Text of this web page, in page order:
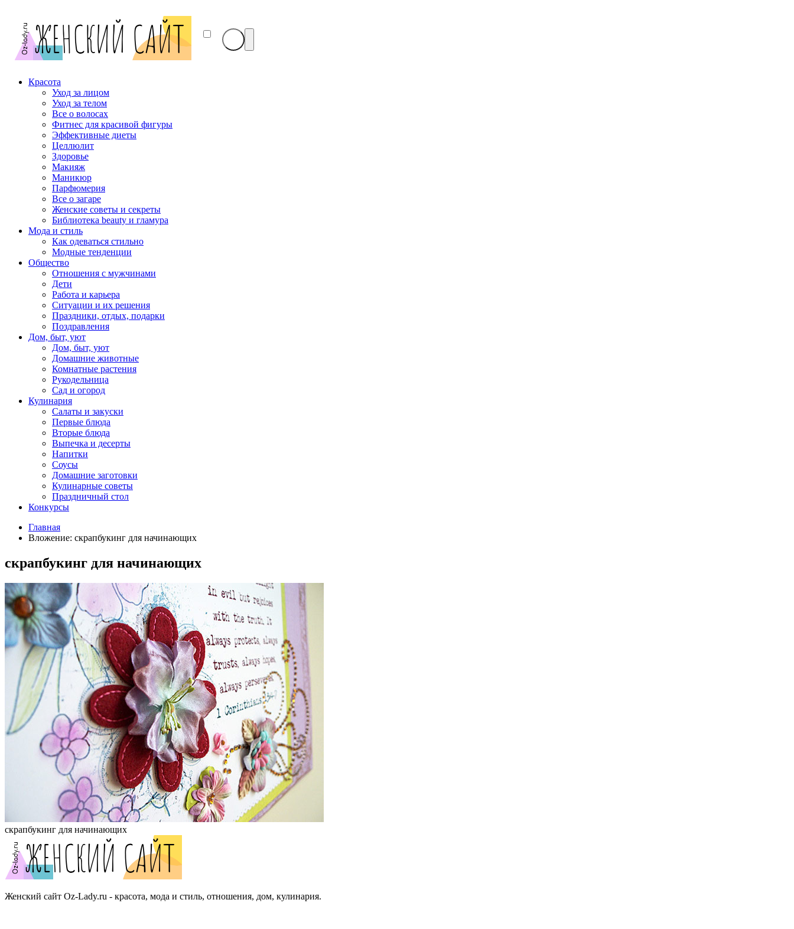
Красота
Уход за лицом
Уход за телом
Все о волосах
Фитнес для красивой фигуры
Эффективные диеты
Целлюлит
Здоровье
Макияж
Маникюр
Парфюмерия
Все о загаре
Женские советы и секреты
Библиотека beauty и гламура
Мода и стиль
Как одеваться стильно
Модные тенденции
Общество
Отношения с мужчинами
Дети
Работа и карьера
Ситуации и их решения
Праздники, отдых, подарки
Поздравления
Дом, быт, уют
Дом, быт, уют
Домашние животные
Комнатные растения
Рукодельница
Сад и огород
Кулинария
Салаты и закуски
Первые блюда
Вторые блюда
Выпечка и десерты
Напитки
Соусы
Домашние заготовки
Кулинарные советы
Праздничный стол
Конкурсы
Главная
Вложение: скрапбукинг для начинающих
скрапбукинг для начинающих
скрапбукинг для начинающих
Женский сайт Oz-Lady.ru - красота, мода и стиль, отношения, дом, кулинария.